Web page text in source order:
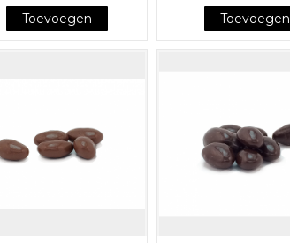
Toevoegen Toevoegen